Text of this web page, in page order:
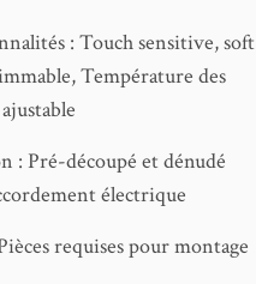
: Touch sensitive, soft
Température des
: Pré-découpé et dénudé
électrique
requises pour montage